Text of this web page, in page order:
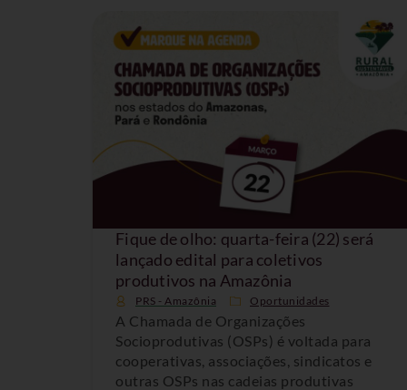
Fique de olho: quarta-feira (22) será
lançado edital para coletivos
produtivos na Amazônia
PRS - Amazônia Oportunidades
A Chamada de Organizações
Socioprodutivas (OSPs) é voltada para
cooperativas, associações, sindicatos e
outras OSPs nas cadeias produtivas